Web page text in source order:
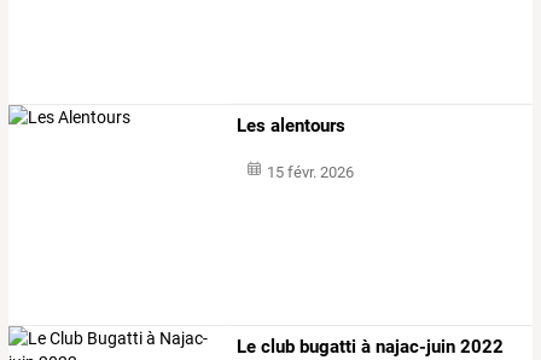
Les alentours
15 févr. 2026
Le club bugatti à najac-juin 2022